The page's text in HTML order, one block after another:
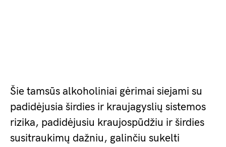
Šie tamsūs alkoholiniai gėrimai siejami su
padidėjusia širdies ir kraujagyslių sistemos
rizika, padidėjusiu kraujospūdžiu ir širdies
susitraukimų dažniu, galinčiu sukelti